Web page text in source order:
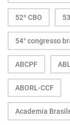
52º CBO
54° congresso
ABCPF
ABORL-CCF
Academia